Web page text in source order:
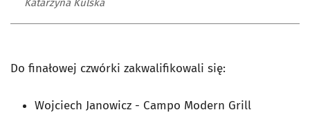
Katarzyna Kulska
Do finałowej czwórki zakwalifikowali się:
Wojciech Janowicz - Campo Modern Grill